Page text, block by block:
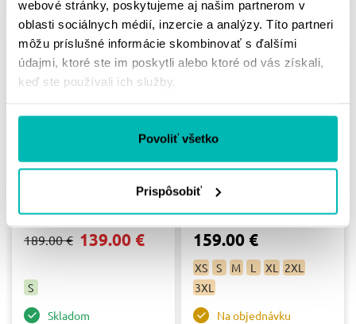
webové stránky, poskytujeme aj našim partnerom v
oblasti sociálnych médií, inzercie a analýzy. Títo partneri
môžu príslušné informácie skombinovať s ďalšími
údajmi, ktoré ste im poskytli alebo ktoré od vás získali,
keď ste používali ich služby.
Povoliť všetko
Prispôsobiť
-26%
IXON BUNDA STRIKER
189.00 € 139.00 €
S
Skladom
IXON BUNDA IONIX
159.00 €
XS S M L XL
2XL
3XL
Na objednávku